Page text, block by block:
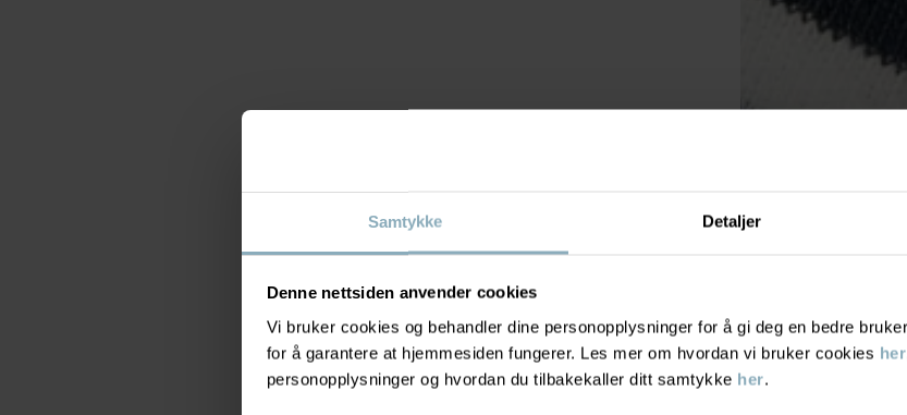
Samtykke Detaljer
Denne nettsiden anvender cookies
Vi bruker cookies og behandler dine personopplysninger for å gi deg en bedre
for å garantere at hjemmesiden fungerer. Les mer om hvordan vi bruker cookies her
personopplysninger og hvordan du tilbakekaller ditt samtykke her.